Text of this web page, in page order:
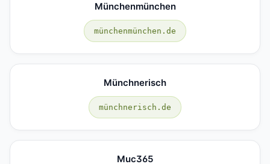
Münchenmünchen
münchenmünchen.de
Münchnerisch
münchnerisch.de
Muc365